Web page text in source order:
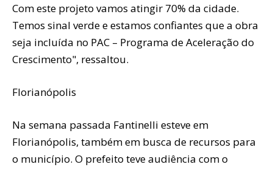
Com este projeto vamos atingir 70% da cidade.
Temos sinal verde e estamos confiantes que a obra
seja incluída no PAC – Programa de Aceleração do
Crescimento", ressaltou.
Florianópolis
Na semana passada Fantinelli esteve em
Florianópolis, também em busca de recursos para
o município. O prefeito teve audiência com o